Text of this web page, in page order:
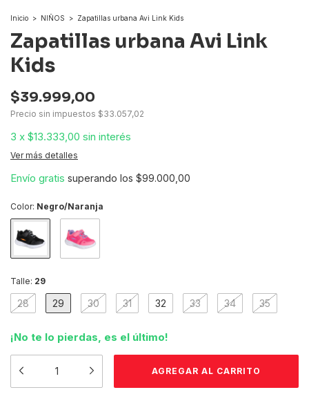
Inicio > NIÑOS > Zapatillas urbana Avi Link Kids
Zapatillas urbana Avi Link
Kids
$39.999,00
Precio sin impuestos $33.057,02
3 x $13.333,00 sin interés
Ver más detalles
Envío gratis superando los $99.000,00
Color: Negro/Naranja
Talle: 29
28 29 30 31 32 33 34 35
¡No te lo pierdas, es el último!